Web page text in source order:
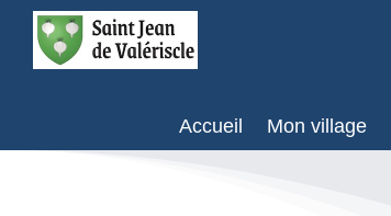
Accueil Mon village